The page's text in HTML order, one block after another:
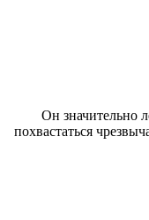
Он значительно
похвастаться